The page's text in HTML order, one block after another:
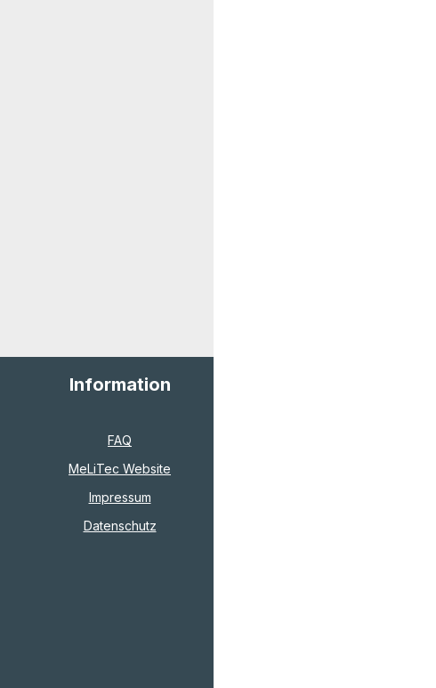
Information
FAQ
MeLiTec Website
Impressum
Datenschutz